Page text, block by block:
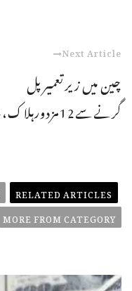
Next Article
چین میں زیرتعمیرپل
گرنےسے12مزدورہلاک،4لاپتا
RELATED ARTICLES
MORE FROM CATEGORY